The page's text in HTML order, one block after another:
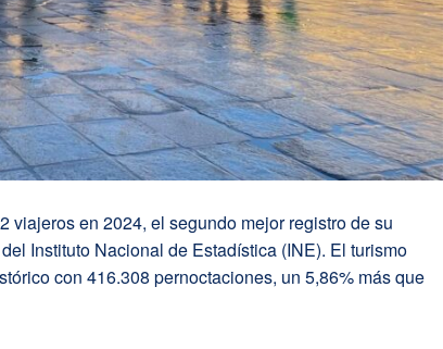
viajeros en 2024, el segundo mejor registro de su
Instituto Nacional de Estadística (INE). El turismo
con 416.308 pernoctaciones, un 5,86% más que